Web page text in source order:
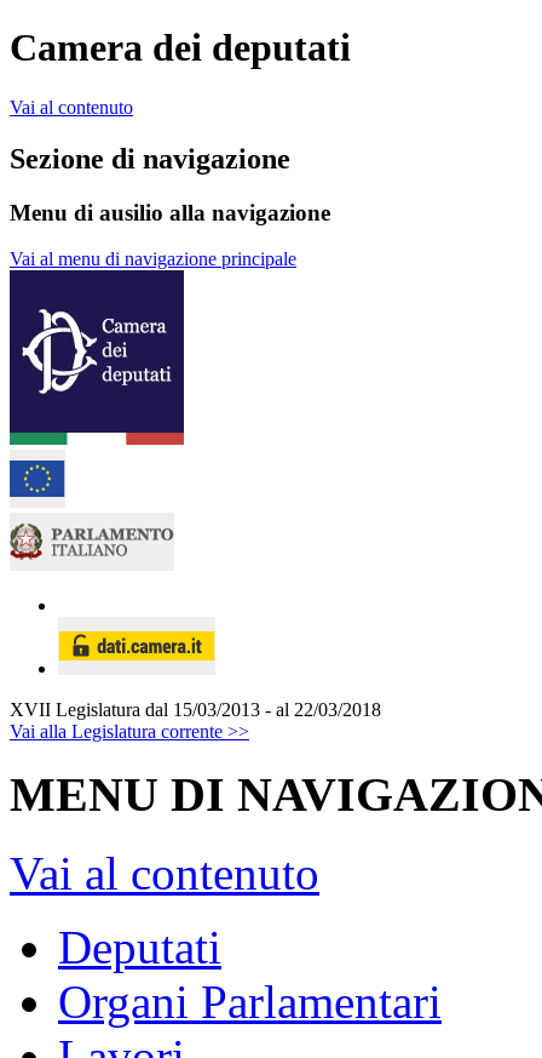
Camera dei deputati
Vai al contenuto
Sezione di navigazione
Menu di ausilio alla navigazione
Vai al menu di navigazione principale
XVII Legislatura dal 15/03/2013 - al 22/03/2018
Vai alla Legislatura corrente >>
MENU DI
Vai al contenuto
Deputati
Organi Parlamentari